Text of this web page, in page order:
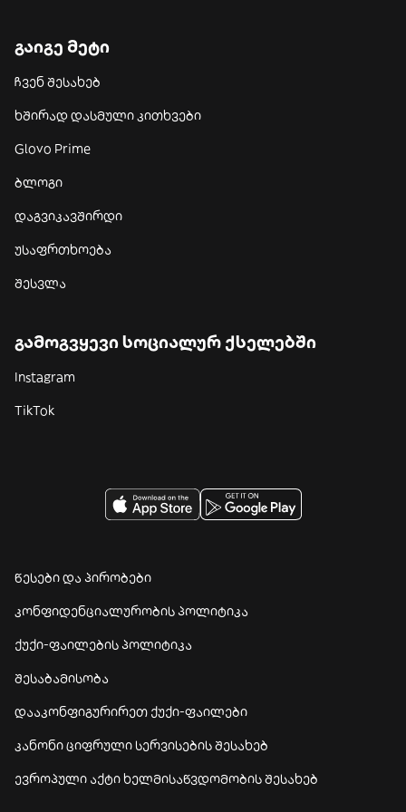
გაიგე მეტი
ჩვენ შესახებ
ხშირად დასმული კითხვები
Glovo Prime
ბლოგი
დაგვიკავშირდი
უსაფრთხოება
შესვლა
გამოგვყევი სოციალურ ქსელებში
Instagram
TikTok
წესები და პირობები
კონფიდენციალურობის პოლიტიკა
ქუქი-ფაილების პოლიტიკა
შესაბამისობა
დააკონფიგურირეთ ქუქი-ფაილები
კანონი ციფრული სერვისების შესახებ
ევროპული აქტი ხელმისაწვდომობის შესახებ